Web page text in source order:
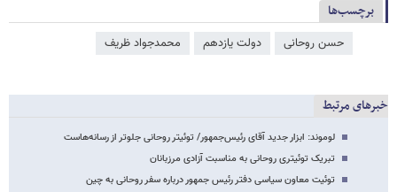
برچسب‌ها
حسن روحانی دولت یازدهم محمدجواد ظریف
خبرهای مرتبط
لوموند: ابزار جدید آقای رئیس‌جمهور/ توئیتر روحانی جلوتر از رسانه‌هاست
تبریک توئیتری روحانی به مناسبت آزادی مرزبانان
توئیت معاون سیاسی دفتر رئیس جمهور درباره سفر روحانی به چین